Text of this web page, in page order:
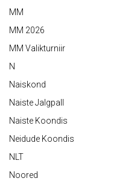
MM
MM 2026
MM Valikturniir
N
Naiskond
Naiste Jalgpall
Naiste Koondis
Neidude Koondis
NLT
Noored